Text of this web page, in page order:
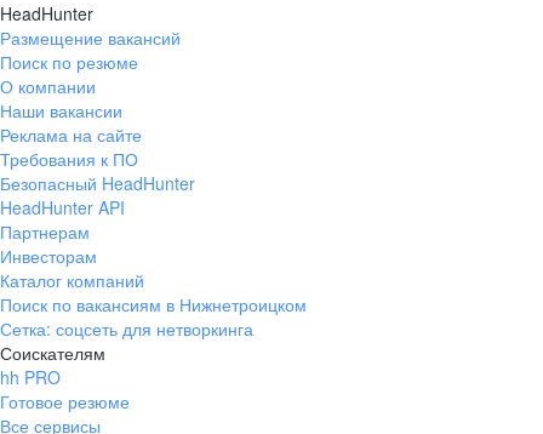
HeadHunter
Размещение вакансий
Поиск по резюме
О компании
Наши вакансии
Реклама на сайте
Требования к ПО
Безопасный HeadHunter
HeadHunter API
Партнерам
Инвесторам
Каталог компаний
Поиск по вакансиям в Нижнетроицком
Сетка: соцсеть для нетворкинга
Соискателям
hh PRO
Готовое резюме
Все сервисы